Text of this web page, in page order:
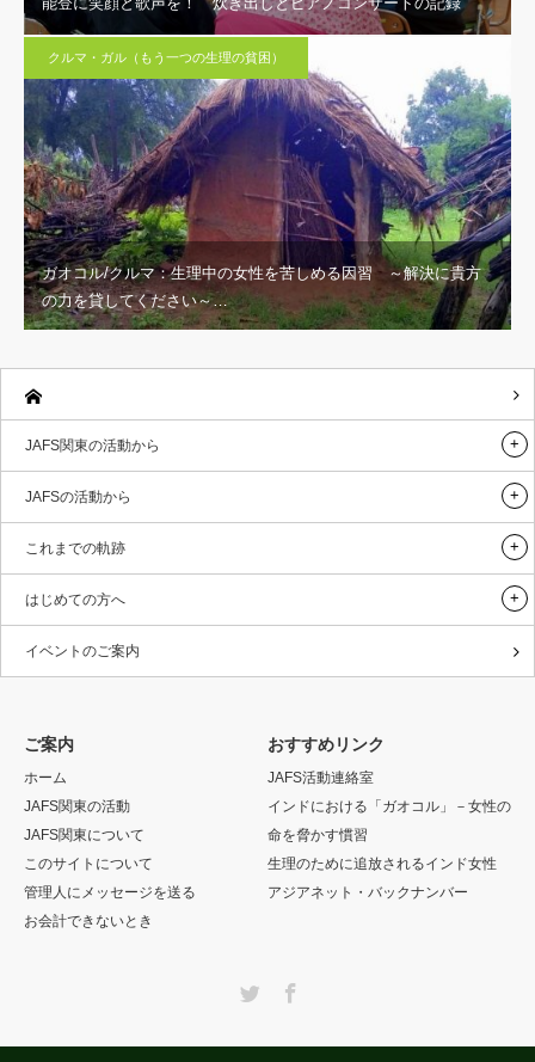
クルマ・ガル（もう一つの生理の貧困）
ガオコル/クルマ：生理中の女性を苦しめる因習 ～解決に貴方
の力を貸してください～…
JAFS関東の活動から
JAFSの活動から
これまでの軌跡
はじめての方へ
イベントのご案内
ご案内
ホーム
JAFS関東の活動
JAFS関東について
このサイトについて
管理人にメッセージを送る
お会計できないとき
おすすめリンク
JAFS活動連絡室
インドにおける「ガオコル」－女性の
命を脅かす慣習
生理のために追放されるインド女性
アジアネット・バックナンバー